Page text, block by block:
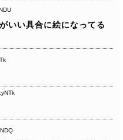
いい具合に絵になってる